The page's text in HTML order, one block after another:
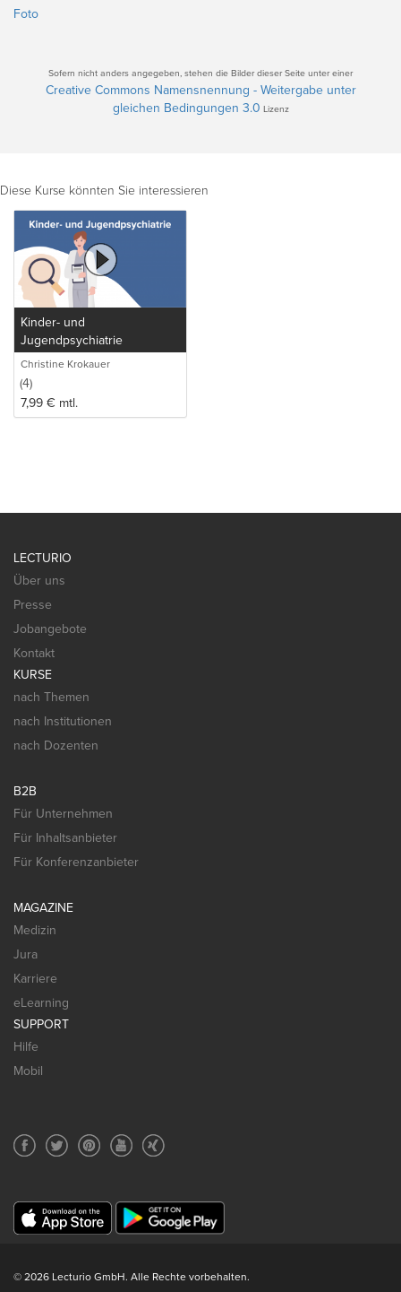
Foto
Sofern nicht anders angegeben, stehen die Bilder dieser Seite unter einer
Creative Commons Namensnennung - Weitergabe unter
gleichen Bedingungen 3.0 Lizenz
Diese Kurse könnten Sie interessieren
Kinder- und
Jugendpsychiatrie
Christine Krokauer
(4)
7,99 € mtl.
LECTURIO
Über uns
Presse
Jobangebote
Kontakt
KURSE
nach Themen
nach Institutionen
nach Dozenten
B2B
Für Unternehmen
Für Inhaltsanbieter
Für Konferenzanbieter
MAGAZINE
Medizin
Jura
Karriere
eLearning
SUPPORT
Hilfe
Mobil
© 2026 Lecturio GmbH. Alle Rechte vorbehalten.